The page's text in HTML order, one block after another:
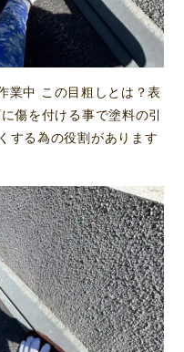
業中 この目粗しとは？表
傷を付ける事で塗料の引
する為の役割があります